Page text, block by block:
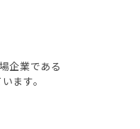
企業である
ます。